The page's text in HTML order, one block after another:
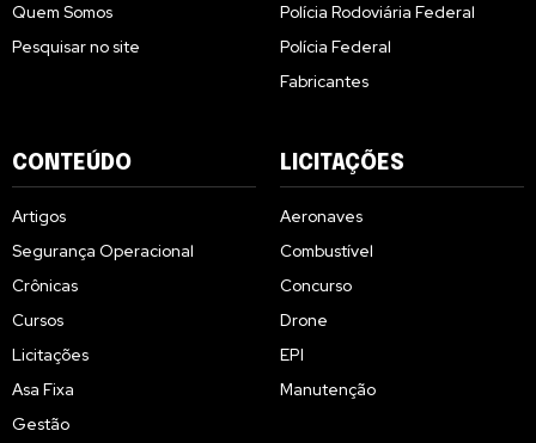
Quem Somos
Pesquisar no site
Polícia Rodoviária Federal
Polícia Federal
Fabricantes
CONTEÚDO
Artigos
Segurança Operacional
Crônicas
Cursos
Licitações
Asa Fixa
Gestão
LICITAÇÕES
Aeronaves
Combustível
Concurso
Drone
EPI
Manutenção